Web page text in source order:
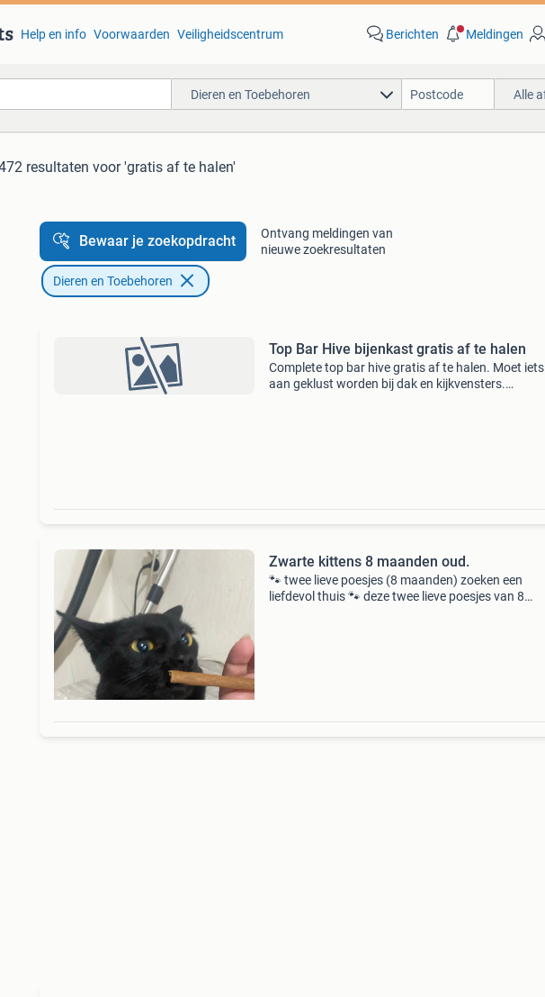
Help en info Voorwaarden Veiligheidscentrum Berichten Meldingen
Dieren en Toebehoren Alle
resultaten voor 'gratis af te halen'
Bewaar je zoekopdracht
Ontvang meldingen van
nieuwe zoekresultaten
Dieren en Toebehoren
Top Bar Hive bijenkast gratis af te halen
Complete top bar hive gratis af te halen. Moet iets
aan geklust worden bij dak en kijkvensters.
Zwarte kittens 8 maanden oud.
🐾 twee lieve poesjes (8 maanden) zoeken een
liefdevol thuis 🐾 deze twee lieve poesjes van 8